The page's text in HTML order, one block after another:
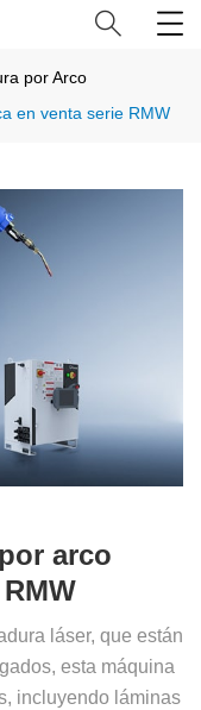
por Arco
en venta serie RMW
arco
láser, que están
esta máquina
incluyendo láminas